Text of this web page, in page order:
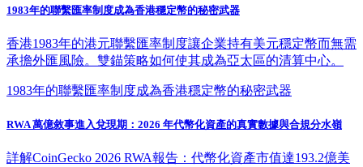
1983年的聯繫匯率制度成為香港穩定幣的秘密武器
香港1983年的港元聯繫匯率制度讓企業持有美元穩定幣而無需
承擔外匯風險。雙錨策略如何使其成為亞太區的清算中心。
1983年的聯繫匯率制度成為香港穩定幣的秘密武器
RWA 萬億敘事進入兌現期：2026 年代幣化資產的真實數據與合規分水嶺
詳解CoinGecko 2026 RWA報告：代幣化資產市值達193.2億美